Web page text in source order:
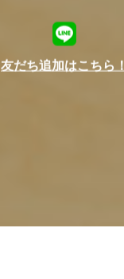
友だち追加はこちら！